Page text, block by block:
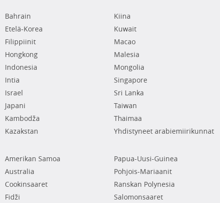
Bahrain
Etelä-Korea
Filippiinit
Hongkong
Indonesia
Intia
Israel
Japani
Kambodža
Kazakstan
Kiina
Kuwait
Macao
Malesia
Mongolia
Singapore
Sri Lanka
Taiwan
Thaimaa
Yhdistyneet arabiemiirikunnat
Amerikan Samoa
Australia
Cookinsaaret
Fidži
Papua-Uusi-Guinea
Pohjois-Mariaanit
Ranskan Polynesia
Salomonsaaret